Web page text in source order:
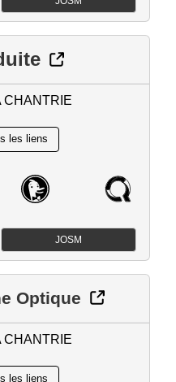
CHANTRIE
JOSM
Optique
CHANTRIE